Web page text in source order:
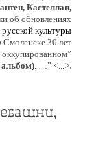
Кастеллан,
об обновлениях
русской культуры
30 лет
оккупированном”
альбом). …” <...>.